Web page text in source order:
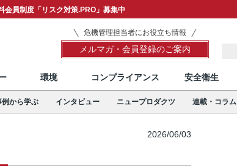
会員制度「リスク対策.PRO」募集中
危機管理担当者にお役立ち情報
メルマガ・会員登録のご案内
環境 コンプライアンス 安全衛生
例から学ぶ インタビュー ニュープロダクツ 連載・コラム
2026/06/03